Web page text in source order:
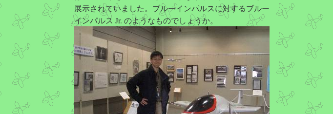
展示されていました。ブルーインパルスに対するブルー
インパルス Jr. のようなものでしょうか。